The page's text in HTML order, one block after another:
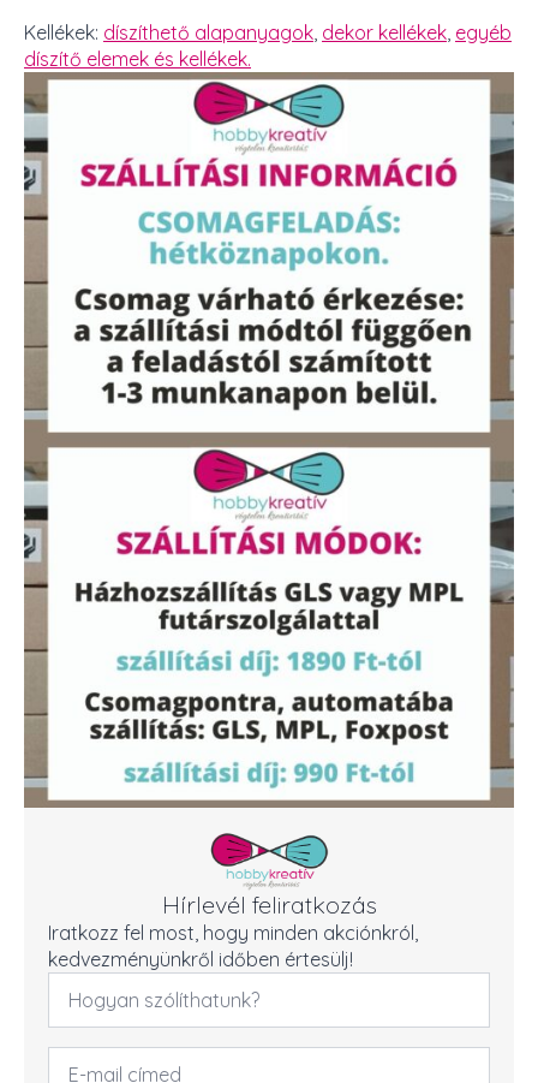
Kellékek: díszíthető alapanyagok dekor kellékek egyéb
díszítő elemek és kellékek.
Hírlevél feliratkozás
Iratkozz fel most, hogy minden akciónkról,
kedvezményünkről időben értesülj!
Név
Email
cím